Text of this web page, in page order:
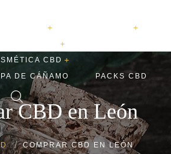
Hachis CBD
CBD
muscular
DE CÁÑAMO PACKS CBD
CBD en León
COMPRAR CBD EN LEÓN